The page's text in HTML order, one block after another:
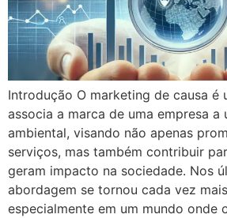
Introdução O marketing de causa é
associa a marca de uma empresa a
ambiental, visando não apenas
serviços, mas também contribuir
geram impacto na sociedade. Nos
abordagem se tornou cada vez
especialmente em um mundo onde